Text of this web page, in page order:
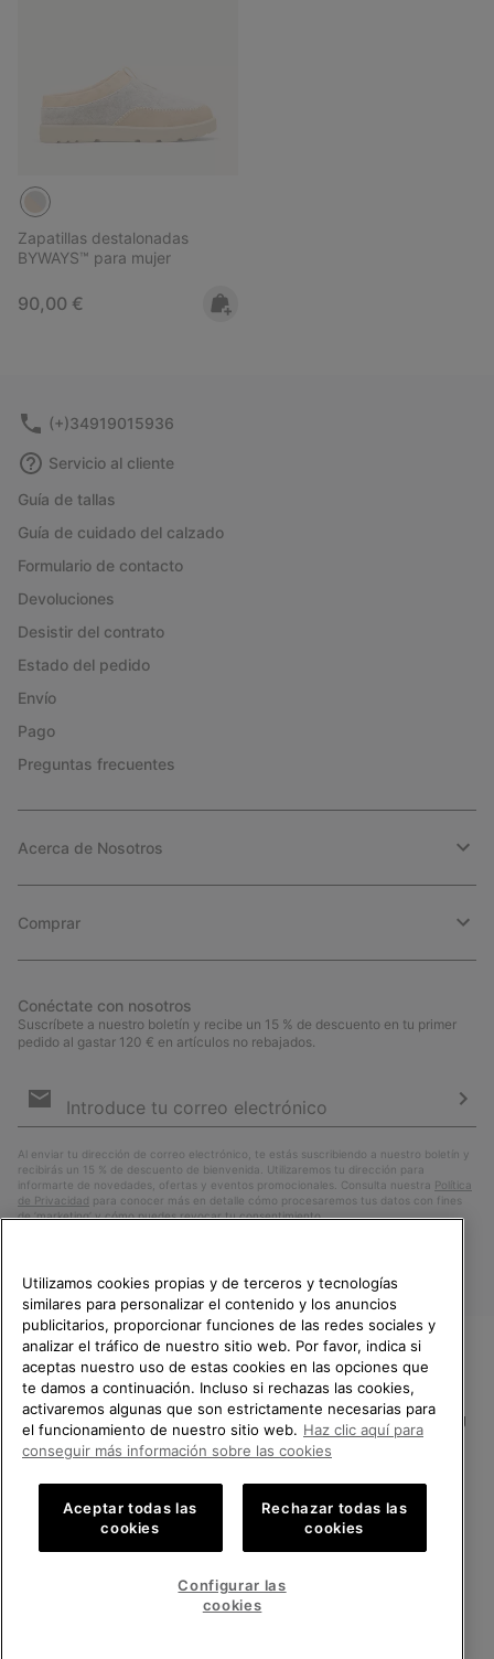
Zapatillas destalonadas
BYWAYS™ para mujer
Regular price:
90,00 €
(+)34919015936
Servicio al cliente
Guía de tallas
Guía de cuidado del calzado
Formulario de contacto
Devoluciones
Desistir del contrato
Estado del pedido
Envío
Pago
Preguntas frecuentes
Acerca de Nosotros
Comprar
Conéctate con nosotros
Suscríbete a nuestro boletín y recibe un 15 % de descuento en tu primer
pedido al gastar 120 € en artículos no rebajados.
de
Al enviar tu dirección de correo electrónico, te estás suscribiendo a nuestro boletín y
recibirás un 15 % de descuento de bienvenida. Utilizaremos tu dirección para
informarte de novedades, ofertas y eventos promocionales. Consulta nuestra Política
de Privacidad para conocer más en detalle cómo procesaremos tus datos con fines
de ’marketing’ y cómo puedes revocar tu consentimiento.
España
SOREL.Reservados todos los derechos.
Política de Privacidad Condiciones De Uso Terminos de Venta
Cookies Impressum Public CBCR
Servicio al cliente: Lu. - Vi. de 9:00 a 13:00 y de 14:00 a 18:00
TE DAMOS LA BIENVENIDA A
SOREL.
POR FAVOR, SELECCIONA TU
PAÍS.
Compras en línea disponibles
United States
Utilizamos cookies propias y de terceros y tecnologías
similares para personalizar el contenido y los anuncios
publicitarios, proporcionar funciones de las redes sociales y
analizar el tráfico de nuestro sitio web. Por favor, indica si
aceptas nuestro uso de estas cookies en las opciones que
te damos a continuación. Incluso si rechazas las cookies,
activaremos algunas que son estrictamente necesarias para
el funcionamiento de nuestro sitio web. Haz clic aquí para
conseguir más información sobre las cookies
Aceptar todas las
cookies
Rechazar todas las
cookies
Configurar las
cookies